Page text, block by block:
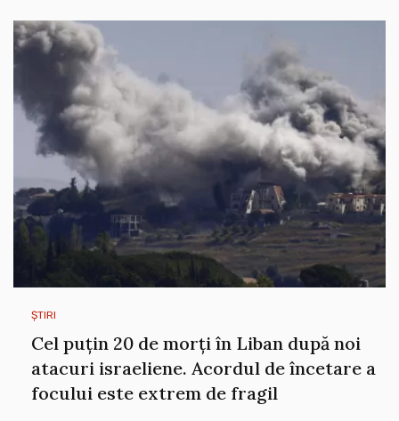
ȘTIRI
Cel puțin 20 de morți în Liban după noi
atacuri israeliene. Acordul de încetare a
focului este extrem de fragil